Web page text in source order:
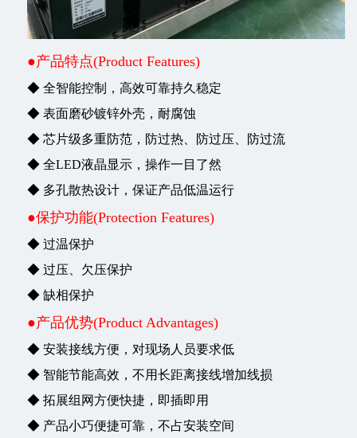
●产品特点(Product Features)
◆ 全智能控制，高效可靠持久稳定
◆ 表面磨砂镀锌外壳，耐腐蚀
◆ 芯片级多重防范，防过热、防过压、防过流
◆ 全LED液晶显示，操作一目了然
◆ 多孔散热设计，保证产品低温运行
●保护功能(Protection Features)
◆ 过温保护
◆ 过压、欠压保护
◆ 缺相保护
●产品优势(Product Advantages)
◆ 安装接线方便，对现场人员要求低
◆ 智能节能高效，不用长距离接线增加线损
◆ 拓展组网方便快捷，即插即用
◆ 产品小巧便捷可靠，不占安装空间